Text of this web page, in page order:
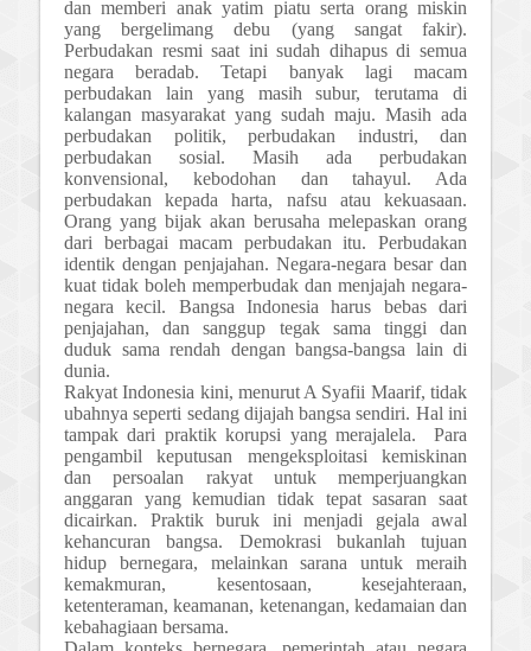
dan memberi anak yatim piatu serta orang miskin
yang bergelimang debu (yang sangat fakir).
Perbudakan resmisaat ini sudah dihapus di semua
negara beradab. Tetapi banyak lagi macam
perbudakan lain yang masih subur, terutama di
kalangan masyarakat yang sudah maju. Masih ada
perbudakan politik, perbudakan industri, dan
perbudakan sosial. Masih ada perbudakan
konvensional, kebodohan dan tahayul. Ada
perbudakan kepada harta, nafsu atau kekuasaan.
Orang yang bijak akan berusaha melepaskan orang
dari berbagai macam perbudakan itu.
Perbudakan
identik dengan penjajahan. Negara-negara besar dan
kuat tidak boleh memperbudak dan menjajah negara-
negara kecil. Bangsa Indonesia harus bebas dari
penjajahan, dan sanggup tegak sama tinggi dan
duduk sama rendah dengan bangsa-bangsa lain di
dunia.
Rakyat Indonesia kini, menurut A Syafii Maarif, tidak
ubahnya seperti sedang dijajah bangsa sendiri. Hal ini
tampak dari praktik korupsi yang merajalela. Para
pengambil keputusan mengeksploitasi kemiskinan
dan persoalan rakyat untuk memperjuangkan
anggaran yang kemudian tidak tepat sasaran saat
dicairkan. Praktik buruk ini menjadi gejala awal
kehancuran bangsa. Demokrasi bukanlah tujuan
hidup bernegara, melainkan sarana untuk meraih
kemakmuran, kesentosaan, kesejahteraan,
ketenteraman, keamanan, ketenangan, kedamaian dan
kebahagiaan bersama.